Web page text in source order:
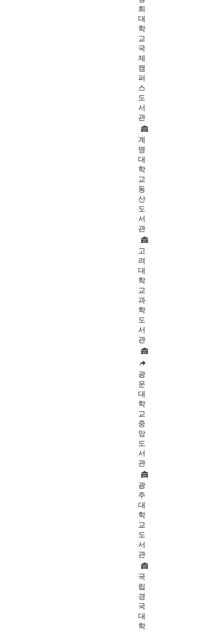
희
대
학
교
국
제
캠
퍼
스
도
서
관
계
명
대
학
교
동
산
도
서
관
고
려
대
학
교
과
학
도
서
관
광
운
대
학
교
중
앙
도
서
관
광
주
대
학
교
도
서
관
국
립
경
국
대
학